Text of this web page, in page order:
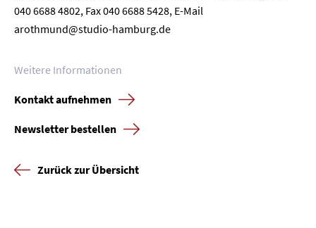
040 6688 4802, Fax 040 6688 5428, E-Mail
arothmund@studio-hamburg.de
Weitere Informationen
Kontakt aufnehmen
Newsletter bestellen
Zurück zur Übersicht
Newsletter Datenschutz Impressum